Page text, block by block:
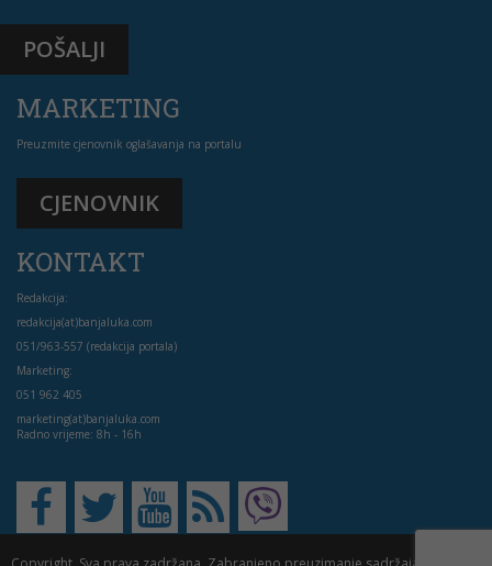
POŠALJI
MARKETING
Preuzmite cjenovnik oglašavanja na portalu
CJENOVNIK
KONTAKT
Redakcija:
redakcija(at)banjaluka.com
051/963-557 (redakcija portala)
Marketing:
051 962 405
marketing(at)banjaluka.com
Radno vrijeme: 8h - 16h